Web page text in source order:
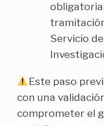
Servicio
Este paso
con una
comprometer el